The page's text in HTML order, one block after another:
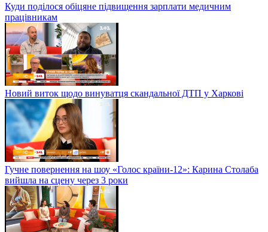
Куди поділося обіцяне підвищення зарплати медичним
працівникам
Новий виток щодо винуватця скандальної ДТП у Харкові
Гучне повернення на шоу «Голос країни-12»: Карина Столаба
вийшла на сцену через 3 роки